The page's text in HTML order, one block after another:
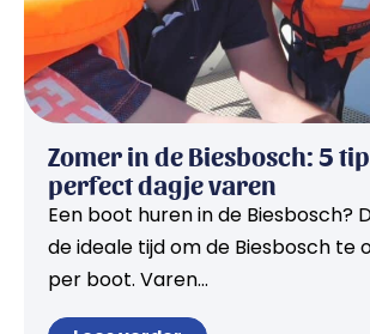
Zomer in de Biesbosch: 5
perfect dagje varen
Een boot huren in de Biesbosch?
de ideale tijd om de Biesbosch te
per boot. Varen...